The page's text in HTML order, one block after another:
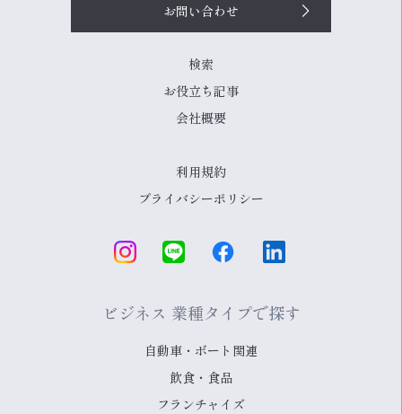
お問い合わせ
検索
お役立ち記事
会社概要
利用規約
プライバシーポリシー
ビジネス 業種タイプで探す
自動車・ボート関連
飲食・食品
フランチャイズ